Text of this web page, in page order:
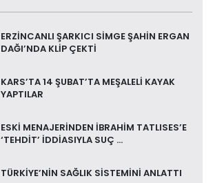
ERZİNCANLI ŞARKICI SİMGE ŞAHİN ERGAN
DAĞI’NDA KLİP ÇEKTİ
KARS’TA 14 ŞUBAT’TA MEŞALELİ KAYAK
YAPTILAR
ESKİ MENAJERİNDEN İBRAHİM TATLISES’E
‘TEHDİT’ İDDİASIYLA SUÇ ...
TÜRKİYE’NİN SAĞLIK SİSTEMİNİ ANLATTI